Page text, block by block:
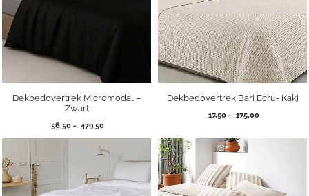
Dekbedovertrek Micromodal –
Zwart
56,50 - 479,50Prijsklasse:
Dekbedovertrek Bari Ecru- Kaki
17,50 - 175,00Prijsklasse: